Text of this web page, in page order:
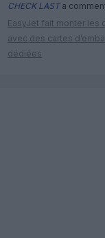
CHECK LASTa
EasyJet fait monter les
avec des cartes
dédiées